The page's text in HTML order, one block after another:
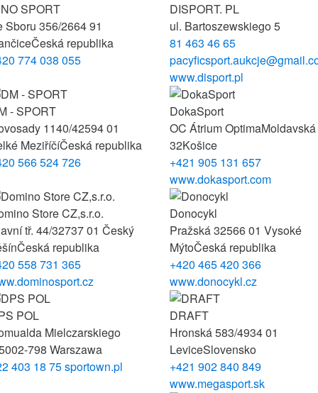
SPORT
Sboru 356/2664 91
Česká republika
774 038 055
DISPORT. PL
ul. Bartoszewskiego 5
81 463 46 65
www.disport.pl
- SPORT
1140/42594 01
MeziříčíČeská republika
566 524 726
DokaSport
OC Átrium OptimaMoldavská
32Košice
+421 905 131 657
www.dokasport.com
Store CZ,s.r.o.
tř. 44/32737 01 Český
Česká republika
558 731 365
Donocykl
Pražská 32566 01 Vysoké
MýtoČeská republika
+420 465 420 366
www.donocykl.cz
POL
Mielczarskiego
02-798 Warszawa
403 18 75sportown.pl
DRAFT
Hronská 583/4934 01
LeviceSlovensko
+421 902 840 849
www.megasport.sk